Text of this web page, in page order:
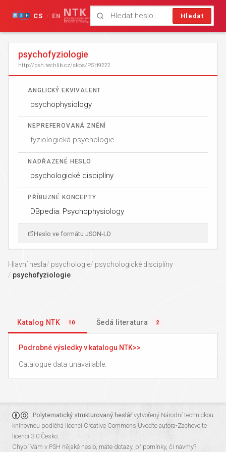
Hledat
CS / EN
psychofyziologie
http://psh.techlib.cz/skos/PSH9222
ANGLICKÝ EKVIVALENT
psychophysiology
NEPREFEROVANÁ ZNĚNÍ
fyziologická psychologie
NADŘAZENÉ HESLO
psychologické disciplíny
PŘÍBUZNÉ KONCEPTY
DBpedia: Psychophysiology
Heslo ve formátu JSON-LD
Hlavní hesla psychologie
psychologické disciplíny
psychofyziologie
Katalog NTK 10 Šedá literatura 2
Podrobné výsledky v katalogu NTK
Catalogue data unavailable.
Polytematický strukturovaný heslářvytvořený Národní technickou
knihovnou podléhá licenci Creative Commons Uveďte autora-Zachovejte
licenci 3.0 Česko.
Chybí Vám v PSH nějaké heslo, máte dotazy, připomínky, či návrhy?